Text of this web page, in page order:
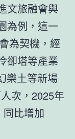
文旅融會與
為例，這一
為契機，經
卻塔等產業
樂土等新場
次，2025年
同比增加